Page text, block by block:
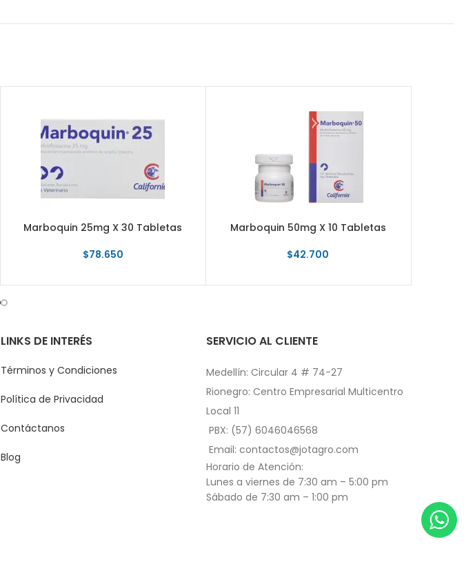
Marboquin 25mg X 30 Tabletas
$78.650
Marboquin 50mg X 10 Tabletas
$42.700
LINKS DE INTERÉS
Términos y Condiciones
Política de Privacidad
Contáctanos
Blog
SERVICIO AL CLIENTE
Medellín: Circular 4 # 74-27
Rionegro: Centro Empresarial Multicentro
Local 11
PBX: (57) 6046046568
Email: contactos@jotagro.com
Horario de Atención:
Lunes a viernes de 7:30 am – 5:00 pm
Sábado de 7:30 am – 1:00 pm